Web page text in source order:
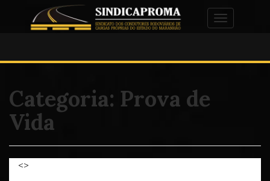
Alternar
Categoria: Prova de
Vida
<>